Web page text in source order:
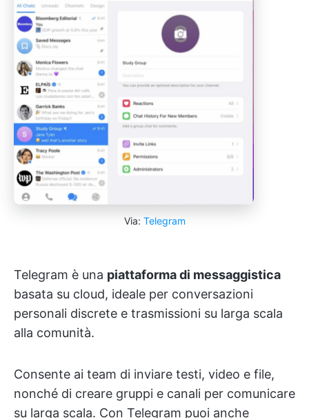
Via: Telegram
Telegram è una piattaforma di messaggistica
basata su cloud, ideale per conversazioni
personali discrete e trasmissioni su larga scala
alla comunità.
Consente ai team di inviare testi, video e file,
nonché di creare gruppi e canali per comunicare
su larga scala. Con Telegram puoi anche